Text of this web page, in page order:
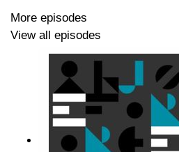
More episodes
View all episodes